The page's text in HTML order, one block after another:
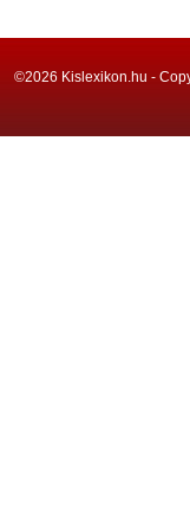
©2026 Kislexikon.hu -